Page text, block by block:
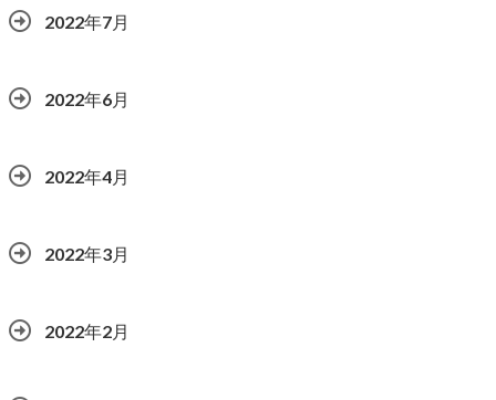
2022年7月
2022年6月
2022年4月
2022年3月
2022年2月